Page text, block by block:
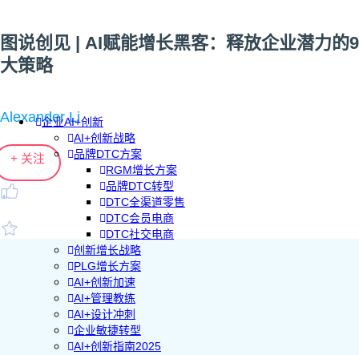
企业AI+创新
AI+创新战略
品牌DTC方案
RGM增长方案
品牌DTC转型
DTC全渠道零售
DTC会员电商
DTC社交电商
创新增长战略
PLG增长方案
AI+创新加速
AI+管理教练
AI+设计冲刺
企业敏捷转型
AI+创新指南2025
图说创见 | AI赋能增长黑客：释放企业潜力的9
大策略
Alexander Li
+ 关注